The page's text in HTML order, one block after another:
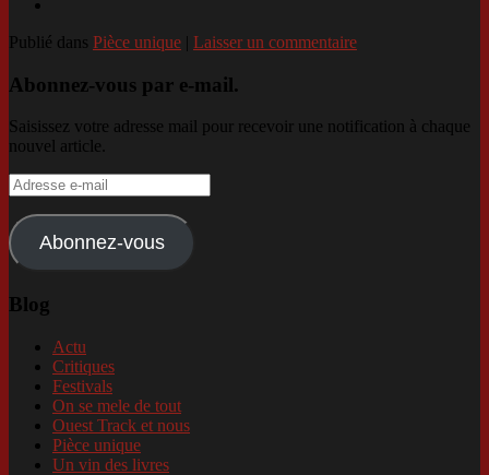
Publié dans Pièce unique | Laisser un commentaire
Abonnez-vous par e-mail.
Saisissez votre adresse mail pour recevoir une notification à chaque
nouvel article.
Adresse
e-
mail
Abonnez-vous
Blog
Actu
Critiques
Festivals
On se mele de tout
Ouest Track et nous
Pièce unique
Un vin des livres